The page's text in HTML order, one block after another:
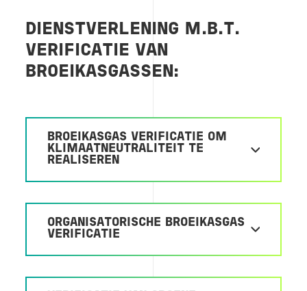
DIENSTVERLENING M.B.T.
VERIFICATIE VAN
BROEIKASGASSEN:
BROEIKASGAS VERIFICATIE OM
KLIMAATNEUTRALITEIT TE
REALISEREN
ORGANISATORISCHE BROEIKASGAS
VERIFICATIE